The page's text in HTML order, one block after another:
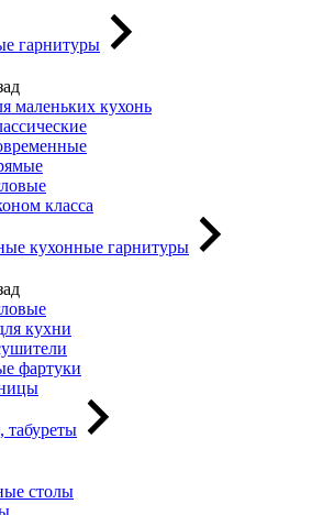
гарнитуры
маленьких кухонь
класса
кухонные гарнитуры
кухни
фартуки
табуреты
столы